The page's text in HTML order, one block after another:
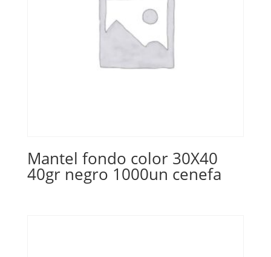
Mantel fondo color 30X40
40gr negro 1000un cenefa